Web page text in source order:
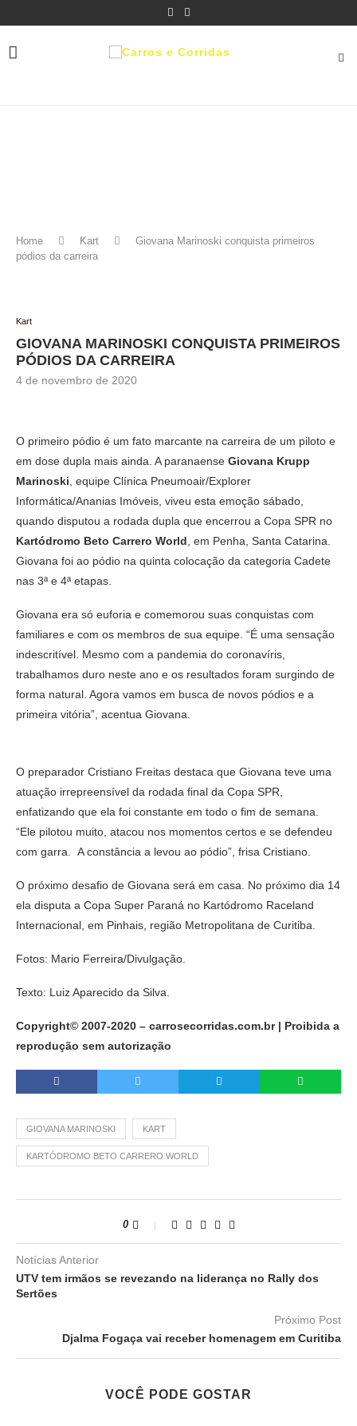
Home Kart
Giovana Marinoski conquista primeiros
pódios da carreira
Kart
GIOVANA MARINOSKI CONQUISTA PRIMEIROS
PÓDIOS DA CARREIRA
4 de novembro de 2020
O primeiro pódio é um fato marcante na carreira de um piloto e
em dose dupla mais ainda. A paranaense Giovana Krupp
Marinoski , equipe Clínica Pneumoair/Explorer
Informática/Ananias Imóveis, viveu esta emoção sábado,
quando disputou a rodada dupla que encerrou a Copa SPR no
Kartódromo Beto Carrero World , em Penha, Santa Catarina.
Giovana foi ao pódio na quinta colocação da categoria Cadete
nas 3ª e 4ª etapas.
Giovana era só euforia e comemorou suas conquistas com
familiares e com os membros de sua equipe. “É uma sensação
indescritível. Mesmo com a pandemia do coronavíris,
trabalhamos duro neste ano e os resultados foram surgindo de
forma natural. Agora vamos em busca de novos pódios e a
primeira vitória”, acentua Giovana.
O preparador Cristiano Freitas destaca que Giovana teve uma
atuação irrepreensível da rodada final da Copa SPR,
enfatizando que ela foi constante em todo o fim de semana.
“Ele pilotou muito, atacou nos momentos certos e se defendeu
com garra. A constância a levou ao pódio”, frisa Cristiano.
O próximo desafio de Giovana será em casa. No próximo dia 14
ela disputa a Copa Super Paraná no Kartódromo Raceland
Internacional, em Pinhais, região Metropolitana de Curitiba.
Fotos: Mario Ferreira/Divulgação.
Texto: Luiz Aparecido da Silva.
Copyright© 2007-2020 – carrosecorridas.com.br | Proibida a
reprodução sem autorização
GIOVANA MARINOSKI KART
KARTÓDROMO BETO CARRERO WORLD
0
Notícias Anterior
UTV tem irmãos se revezando na liderança no Rally dos
Sertões
Próximo Post
Djalma Fogaça vai receber homenagem em Curitiba
VOCÊ PODE GOSTAR